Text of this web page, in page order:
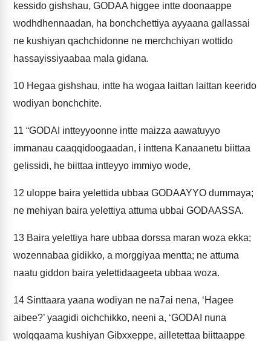
kessido gishshau, GODAA higgee intte doonaappe
wodhdhennaadan, ha bonchchettiya ayyaana gallassai
ne kushiyan qachchidonne ne merchchiyan wottido
hassayissiyaabaa mala gidana.
10 Hegaa gishshau, intte ha wogaa laittan laittan keerido
wodiyan bonchchite.
11 “GODAI intteyyoonne intte maizza aawatuyyo
immanau caaqqidoogaadan, i inttena Kanaanetu biittaa
gelissidi, he biittaa intteyyo immiyo wode,
12 uloppe baira yelettida ubbaa GODAAYYO dummaya;
ne mehiyan baira yelettiya attuma ubbai GODAASSA.
13 Baira yelettiya hare ubbaa dorssa maran woza ekka;
wozennabaa gidikko, a morggiyaa mentta; ne attuma
naatu giddon baira yelettidaageeta ubbaa woza.
14 Sinttaara yaana wodiyan ne na7ai nena, ‘Hagee
aibee?’ yaagidi oichchikko, neeni a, ‘GODAI nuna
wolqqaama kushiyan Gibxxeppe, ailletettaa biittaappe